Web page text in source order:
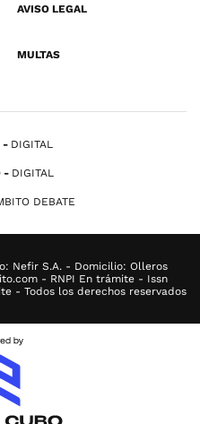
AVISO LEGAL
MULTAS
DIGITAL
DIGITAL
DEBATE
Nefir S.A. - Domicilio: Olleros
- RNPI En trámite - Issn
- Todos los derechos reservados